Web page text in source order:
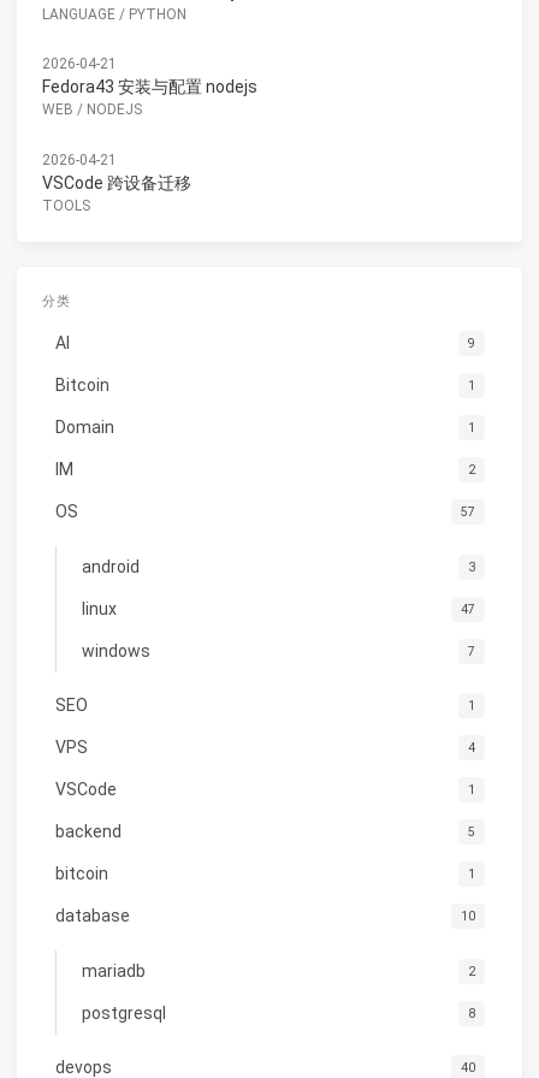
LANGUAGE / PYTHON
2026-04-21
Fedora43 安装与配置 nodejs
WEB / NODEJS
2026-04-21
VSCode 跨设备迁移
TOOLS
分类
AI 9
Bitcoin 1
Domain 1
IM 2
OS 57
android 3
linux 47
windows 7
SEO 1
VPS 4
VSCode 1
backend 5
bitcoin 1
database 10
mariadb 2
postgresql 8
devops 40